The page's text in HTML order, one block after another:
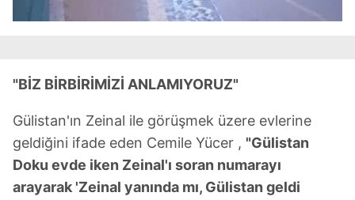
"BİZ BİRBİRİMİZİ ANLAMIYORUZ"
Gülistan'ın Zeinal ile görüşmek üzere evlerine
geldiğini ifade eden Cemile Yücer , "Gülistan
Doku evde iken Zeinal'ı soran numarayı
arayarak 'Zeinal yanında mı, Gülistan geldi